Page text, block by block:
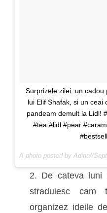
Surprizele zilei: un
lui Elif Shafak, si un ceai
pandeam demult la Lidl!
#tea #lidl #pear
2. De cateva luni
straduiesc
organizez ideile